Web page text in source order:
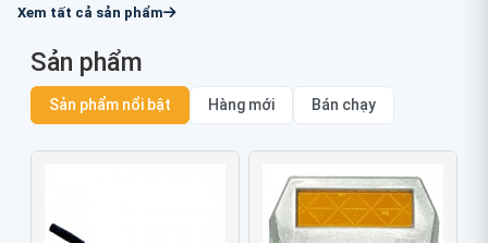
Xem tất cả sản phẩm
Sản phẩm
Sản phẩm nổi bật Hàng mới Bán chạy